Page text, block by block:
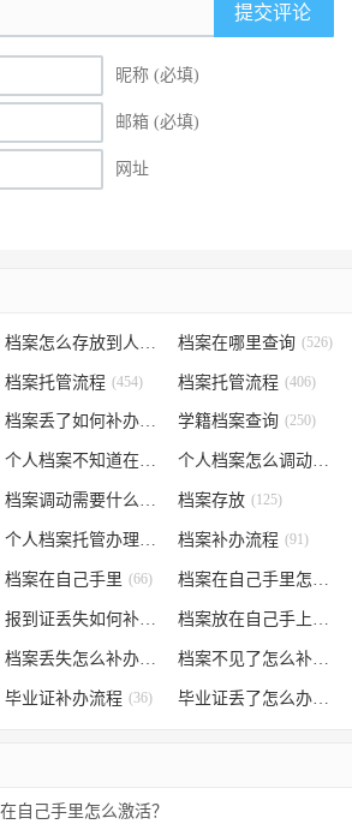
提交评论
昵称 (必填)
邮箱 (必填)
网址
(535)
档案在哪里查询 (526)
档案托管流程 (454) 档案托管流程 (406)
档案丢了如何补办 学籍档案查询 (250)
个人档案不知道在哪儿 (191) 个人档案怎么调动
档案调动需要什么手续 (130)
档案存放 (125)
个人档案托管办理流程 (102)
档案补办流程 (91)
(85)
档案在自己手里 (66) 档案在自己手里怎么处理
(62) 报到证丢失如何补办 (54) 档案放在自己手上
档案丢失怎么补办 档案不见了怎么补办
毕业证补办流程 (36) 毕业证丢了怎么办
自己手里怎么激活？